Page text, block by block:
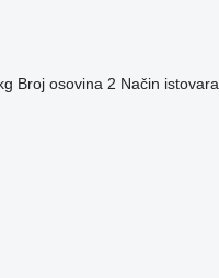
Broj osovina 2 Način istovara